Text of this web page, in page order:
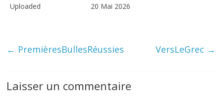
Uploaded 20 Mai 2026
← PremièresBullesRéussies VersLeGrec →
Laisser un commentaire